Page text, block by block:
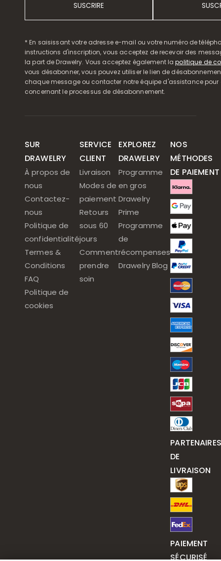
SUSCRIRE
* En saisissant votre adresse e-mail ou votre numéro de
instructions d'inscription, vous acceptez de recevoir des
la part de Drawelry. Vous acceptez également lapolitique de
vous désabonner, vous pouvez utiliser le lien de
chaque message ou contacter notre équipe d'assistance pour
concernant le processus de désabonnement.
SUR
DRAWELRY
À propos de
nous
Contactez-
nous
Politique de
confidentialité
Termes &
Conditions
FAQ
Politique de
cookies
SERVICE
CLIENT
Livraison
Modes de
paiement
Retours
sous 60
jours
Comment
prendre
soin
EXPLOREZ
DRAWELRY
Programme
en gros
Drawelry
Prime
Programme
de
récompenses
Drawelry Blog
NOS
MÉTHODES
DE PAIEMENT
PARTENAIRES
DE
LIVRAISON
PAIEMENT
SÉCURISÉ